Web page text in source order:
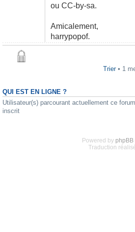
ou CC-by-sa.
Amicalement,
harrypopof.
Trier• 1
QUI EST EN LIGNE ?
Utilisateur(s) parcourant actuellement ce
inscrit
Powered by phpBB
Traduction